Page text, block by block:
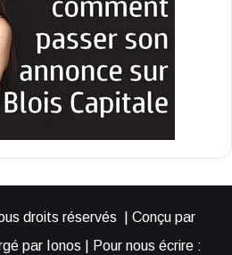
droits réservés | Conçu par
par Ionos | Pour nous écrire :